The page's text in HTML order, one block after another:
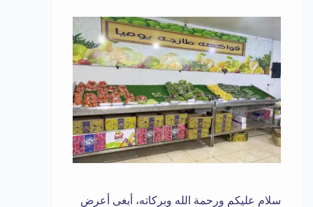
سلام عليكم ورحمة الله وبركاته، أبغى أعرض